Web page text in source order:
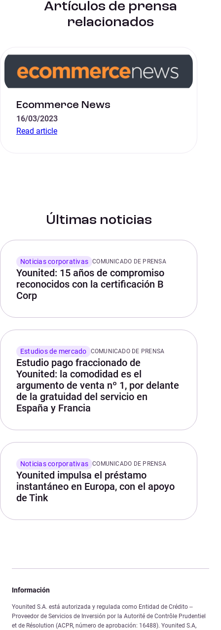
Artículos de prensa
relacionados
Ecommerce News
16/03/2023
Read article
Últimas noticias
Noticias corporativas COMUNICADO DE PRENSA
Younited: 15 años de compromiso
reconocidos con la certificación B
Corp
Estudios de mercado COMUNICADO DE PRENSA
Estudio pago fraccionado de
Younited: la comodidad es el
argumento de venta nº 1, por delante
de la gratuidad del servicio en
España y Francia
Noticias corporativas COMUNICADO DE PRENSA
Younited impulsa el préstamo
instantáneo en Europa, con el apoyo
de Tink
Información
Younited S.A. está autorizada y regulada como Entidad de Crédito –
Proveedor de Servicios de Inversión por la Autorité de Contrôle Prudentiel
et de Résolution (ACPR, número de aprobación: 16488). Younited S.A,